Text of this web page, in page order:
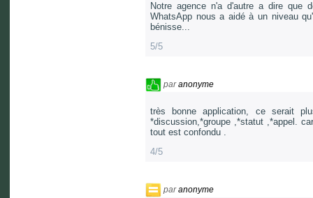
Notre agence n'a d'autre a dire que
WhatsApp nous a aidé à un niveau
bénisse...
5/5
paranonyme
très bonne application, ce serait
*discussion,*groupe ,*statut ,*appel.
tout est confondu .
4/5
paranonyme